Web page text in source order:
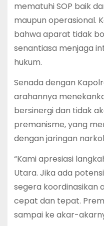
mematuhi SOP baik
maupun operasional.
bahwa aparat tidak
senantiasa menjaga
hukum.
Senada dengan
arahannya
bersinergi dan tidak
premanisme, yang
dengan jaringan
“Kami apresiasi
Utara. Jika ada
segera koordinasikan
cepat dan tepat.
sampai ke akar-